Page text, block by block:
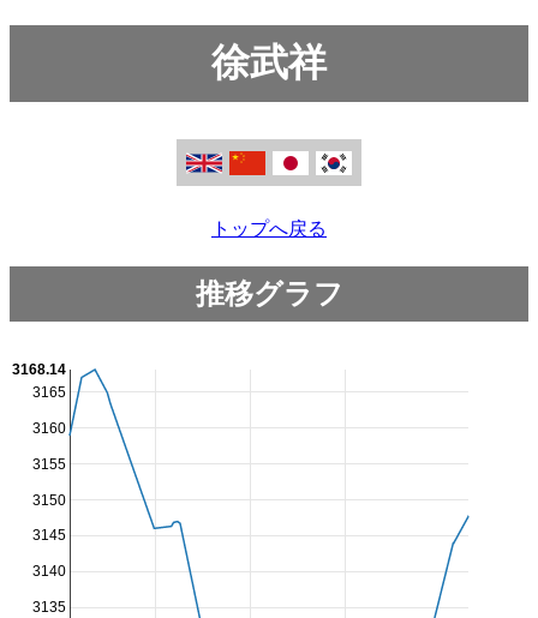
徐武祥
トップへ戻る
推移グラフ
3135
3140
3145
3150
3155
3160
3165
3168.14